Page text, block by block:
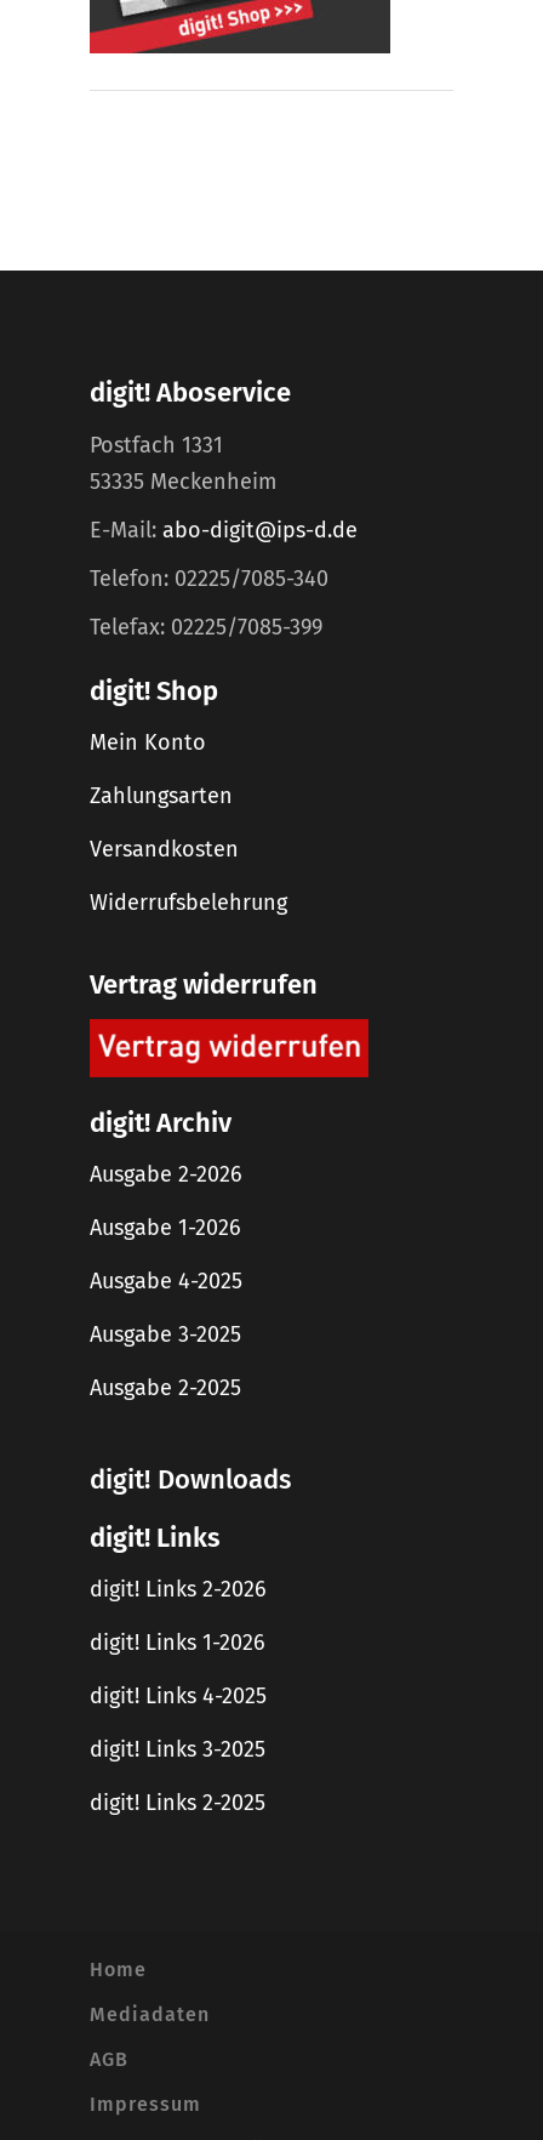
digit! Aboservice
Postfach 1331
53335 Meckenheim
E-Mail: abo-digit@ips-d.de
Telefon: 02225/7085-340
Telefax: 02225/7085-399
digit! Shop
Mein Konto
Zahlungsarten
Versandkosten
Widerrufsbelehrung
Vertrag widerrufen
digit! Archiv
Ausgabe 2-2026
Ausgabe 1-2026
Ausgabe 4-2025
Ausgabe 3-2025
Ausgabe 2-2025
digit! Downloads
digit! Links
digit! Links 2-2026
digit! Links 1-2026
digit! Links 4-2025
digit! Links 3-2025
digit! Links 2-2025
Home
Mediadaten
AGB
Impressum